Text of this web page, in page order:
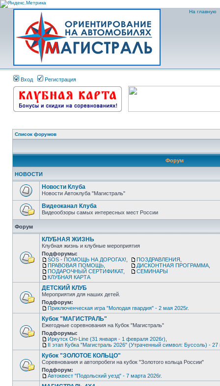
На главную
Вход Регистрация
Список форумов
Форум
НОВОСТИ
Новости Клуба
Новости Автоклуба "Магистраль"
Видеоканал Клуба
Видеообзоры самых интересных мест России
Форум
КЛУБНАЯ ЖИЗНЬ
Клубная жизнь и клубные мероприятия
Подфорумы:
SOS - ПОМОЩЬ НА ДОРОГАХ!
ПРАВОВАЯ ПОМОЩЬ
ПОДАРОЧНЫЙ СЕРТИФИКАТ,
КЛУБНАЯ КАРТА
ПОЗДРАВЛЕНИЯ
ДИСКОНТНАЯ ПРОГРАММА
СЕМИНАРЫ
ДЕТСКИЙ КЛУБ
Мероприятия для наших детей.
Подфорум:
Приключенческая игра "Молодая гвардия" - 2 мая 2025г.
Кубок "МАГИСТРАЛЬ"
Ежегодные соревнования на Кубок "Магистраль"
Подфорумы:
Иркутск On-Line (31 января - 1 февраля 2026г)
II этап Кубка "Магистраль 2026" (Утраченный символ: Буссоль) - 27
Кубок "ЗОЛОТОЕ КОЛЬЦО"
Соревнования и автопробеги на кубок "Золотого кольца России"
Подфорум:
Автоквест "Подольский уезд" - 7 марта 2026г.